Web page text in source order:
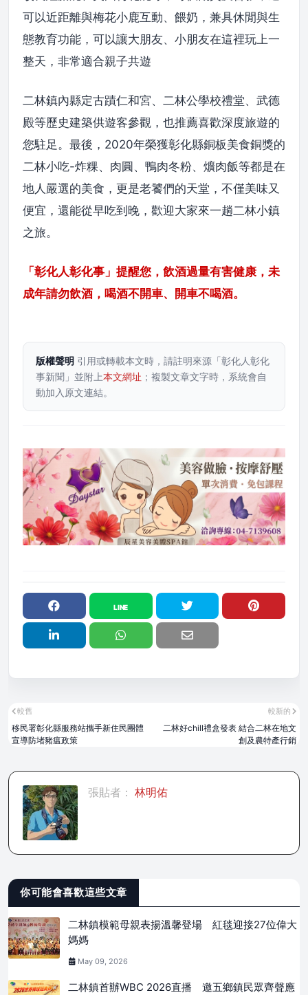
可以近距離與梅花小鹿互動、餵奶，兼具休閒與生
態教育功能，可以讓大朋友、小朋友在這裡玩上一
整天，非常適合親子共遊
二林鎮內縣定古蹟仁和宮、二林公學校禮堂、武德
殿等歷史建築供遊客參觀，也推薦喜歡深度旅遊的
您駐足。最後，2020年榮獲彰化縣銅板美食銅獎的
二林小吃-炸粿、肉圓、鴨肉冬粉、爌肉飯等都是在
地人嚴選的美食，更是老饕們的天堂，不僅美味又
便宜，還能從早吃到晚，歡迎大家來一趟二林小鎮
之旅。
「彰化人彰化事」提醒您，飲酒過量有害健康，未
成年請勿飲酒，喝酒不開車、開車不喝酒。
版權聲明 引用或轉載本文時，請註明來源「彰化人彰化
事新聞」並附上本文網址 ；複製文章文字時，系統會自
動加入原文連結。
較新的
二林好chill禮盒發表 結合二林在地文
創及農特產行銷
較舊
移民署彰化縣服務站攜手新住民團體
宣導防堵豬瘟政策
張貼者： 林明佑
你可能會喜歡這些文章
二林鎮模範母親表揚溫馨登場 紅毯迎接27位偉大
媽媽
May 09, 2026
二林鎮首辦WBC 2026直播 邀五鄉鎮民眾齊聲應